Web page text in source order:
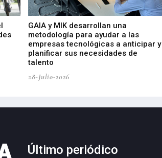
GAIA y MIK desarrollan una
metodología para ayudar a las
empresas tecnológicas a anticipar y
planificar sus necesidades de
talento
28-Julio-2026
Último periódico